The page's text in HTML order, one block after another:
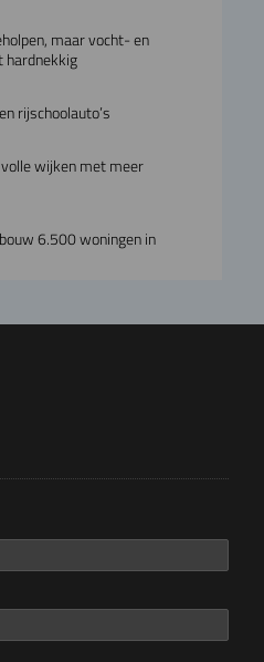
maar vocht- en
rijschoolauto’s
wijken met meer
6.500 woningen in